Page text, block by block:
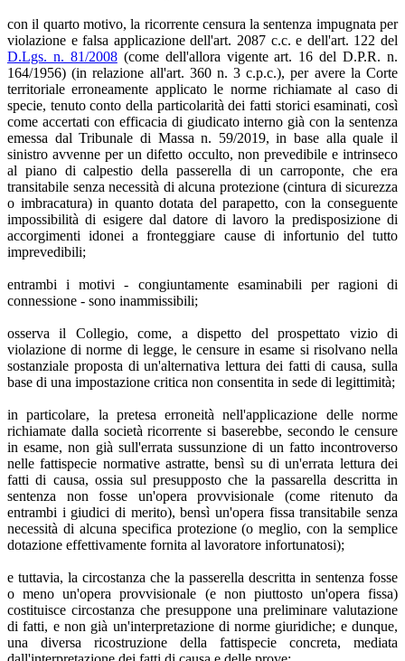
con il quarto motivo, la ricorrente censura la sentenza impugnata per
violazione e falsa applicazione dell'art. 2087 c.c. e dell'art. 122 del
D.Lgs. n. 81/2008(come dell'allora vigente art. 16 del D.P.R. n.
164/1956) (in relazione all'art. 360 n. 3 c.p.c.), per avere la Corte
territoriale erroneamente applicato le norme richiamate al caso di
specie, tenuto conto della particolarità dei fatti storici esaminati, così
come accertati con efficacia di giudicato interno già con la sentenza
emessa dal Tribunale di Massa n. 59/2019, in base alla quale il
sinistro avvenne per un difetto occulto, non prevedibile e intrinseco
al piano di calpestio della passerella di un carroponte, che era
transitabile senza necessità di alcuna protezione (cintura di sicurezza
o imbracatura) in quanto dotata del parapetto, con la conseguente
impossibilità di esigere dal datore di lavoro la predisposizione di
accorgimenti idonei a fronteggiare cause di infortunio del tutto
imprevedibili;
entrambi i motivi - congiuntamente esaminabili per ragioni di
connessione - sono inammissibili;
osserva il Collegio, come, a dispetto del prospettato vizio di
violazione di norme di legge, le censure in esame si risolvano nella
sostanziale proposta di un'alternativa lettura dei fatti di causa, sulla
base di una impostazione critica non consentita in sede di legittimità;
in particolare, la pretesa erroneità nell'applicazione delle norme
richiamate dalla società ricorrente si baserebbe, secondo le censure
in esame, non già sull'errata sussunzione di un fatto incontroverso
nelle fattispecie normative astratte, bensì su di un'errata lettura dei
fatti di causa, ossia sul presupposto che la passarella descritta in
sentenza non fosse un'opera provvisionale (come ritenuto da
entrambi i giudici di merito), bensì un'opera fissa transitabile senza
necessità di alcuna specifica protezione (o meglio, con la semplice
dotazione effettivamente fornita al lavoratore infortunatosi);
e tuttavia, la circostanza che la passerella descritta in sentenza fosse
o meno un'opera provvisionale (e non piuttosto un'opera fissa)
costituisce circostanza che presuppone una preliminare valutazione
di fatti, e non già un'interpretazione di norme giuridiche; e dunque,
una diversa ricostruzione della fattispecie concreta, mediata